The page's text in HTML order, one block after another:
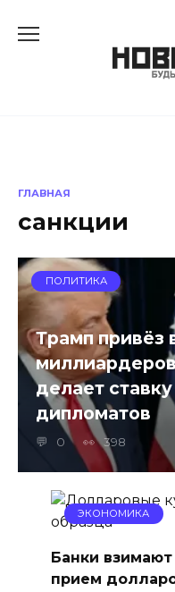
ГЛАВНАЯ
санкции
ПОЛИТИКА
Трамп привёз
делает
дипломатов
0 398
ЭКОНОМИКА
Банки
прием